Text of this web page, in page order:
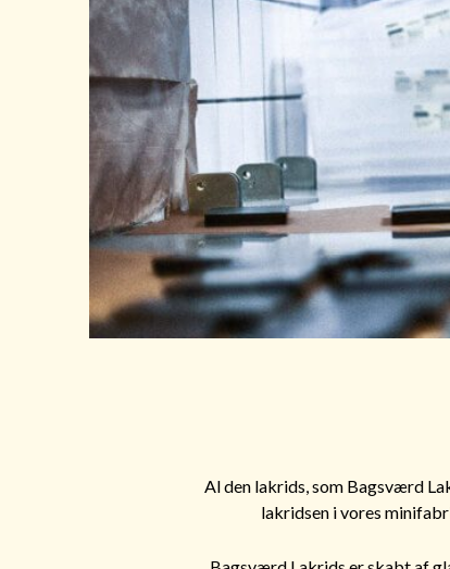
Al den lakrids, som Bagsværd
lakridsen i vores